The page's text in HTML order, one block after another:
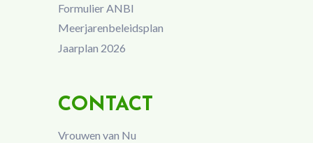
Formulier ANBI
Meerjarenbeleidsplan
Jaarplan 2026
CONTACT
Vrouwen van Nu